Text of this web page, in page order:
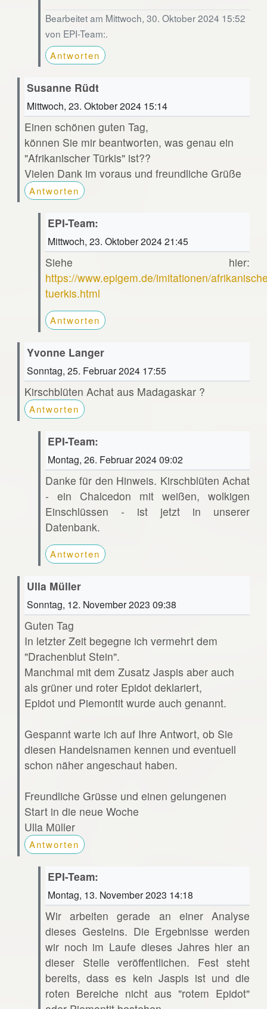
Bearbeitet am Mittwoch, 30. Oktober 2024 15:52
von EPI-Team:.
Antworten
Susanne Rüdt
Mittwoch, 23. Oktober 2024 15:14
Einen schönen guten Tag,
können Sie mir beantworten, was genau ein
"Afrikanischer Türkis" ist??
Vielen Dank im voraus und freundliche Grüße
Antworten
EPI-Team:
Mittwoch, 23. Oktober 2024 21:45
Siehe hier:
https://www.epigem.de/imitationen/
tuerkis.html
Antworten
Yvonne Langer
Sonntag, 25. Februar 2024 17:55
Kirschblüten Achat aus Madagaskar ?
Antworten
EPI-Team:
Montag, 26. Februar 2024 09:02
Danke für den Hinweis. Kirschblüten Achat
- ein Chalcedon mit weißen, wolkigen
Einschlüssen - ist jetzt in unserer
Datenbank.
Antworten
Ulla Müller
Sonntag, 12. November 2023 09:38
Guten Tag
In letzter Zeit begegne ich vermehrt dem
"Drachenblut Stein".
Manchmal mit dem Zusatz Jaspis aber auch
als grüner und roter Epidot deklariert,
Epidot und Piemontit wurde auch genannt.
Gespannt warte ich auf Ihre Antwort, ob Sie
diesen Handelsnamen kennen und eventuell
schon näher angeschaut haben.
Freundliche Grüsse und einen gelungenen
Start in die neue Woche
Ulla Müller
Antworten
EPI-Team:
Montag, 13. November 2023 14:18
Wir arbeiten gerade an einer Analyse
dieses Gesteins. Die Ergebnisse werden
wir noch im Laufe dieses Jahres hier an
dieser Stelle veröffentlichen. Fest steht
bereits, dass es kein Jaspis ist und die
roten Bereiche nicht aus "rotem Epidot"